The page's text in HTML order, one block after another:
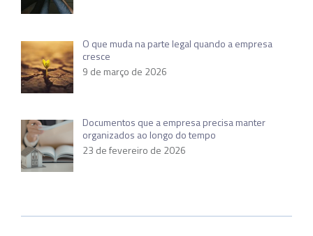
O que muda na parte legal quando a empresa
cresce
9 de março de 2026
Documentos que a empresa precisa manter
organizados ao longo do tempo
23 de fevereiro de 2026